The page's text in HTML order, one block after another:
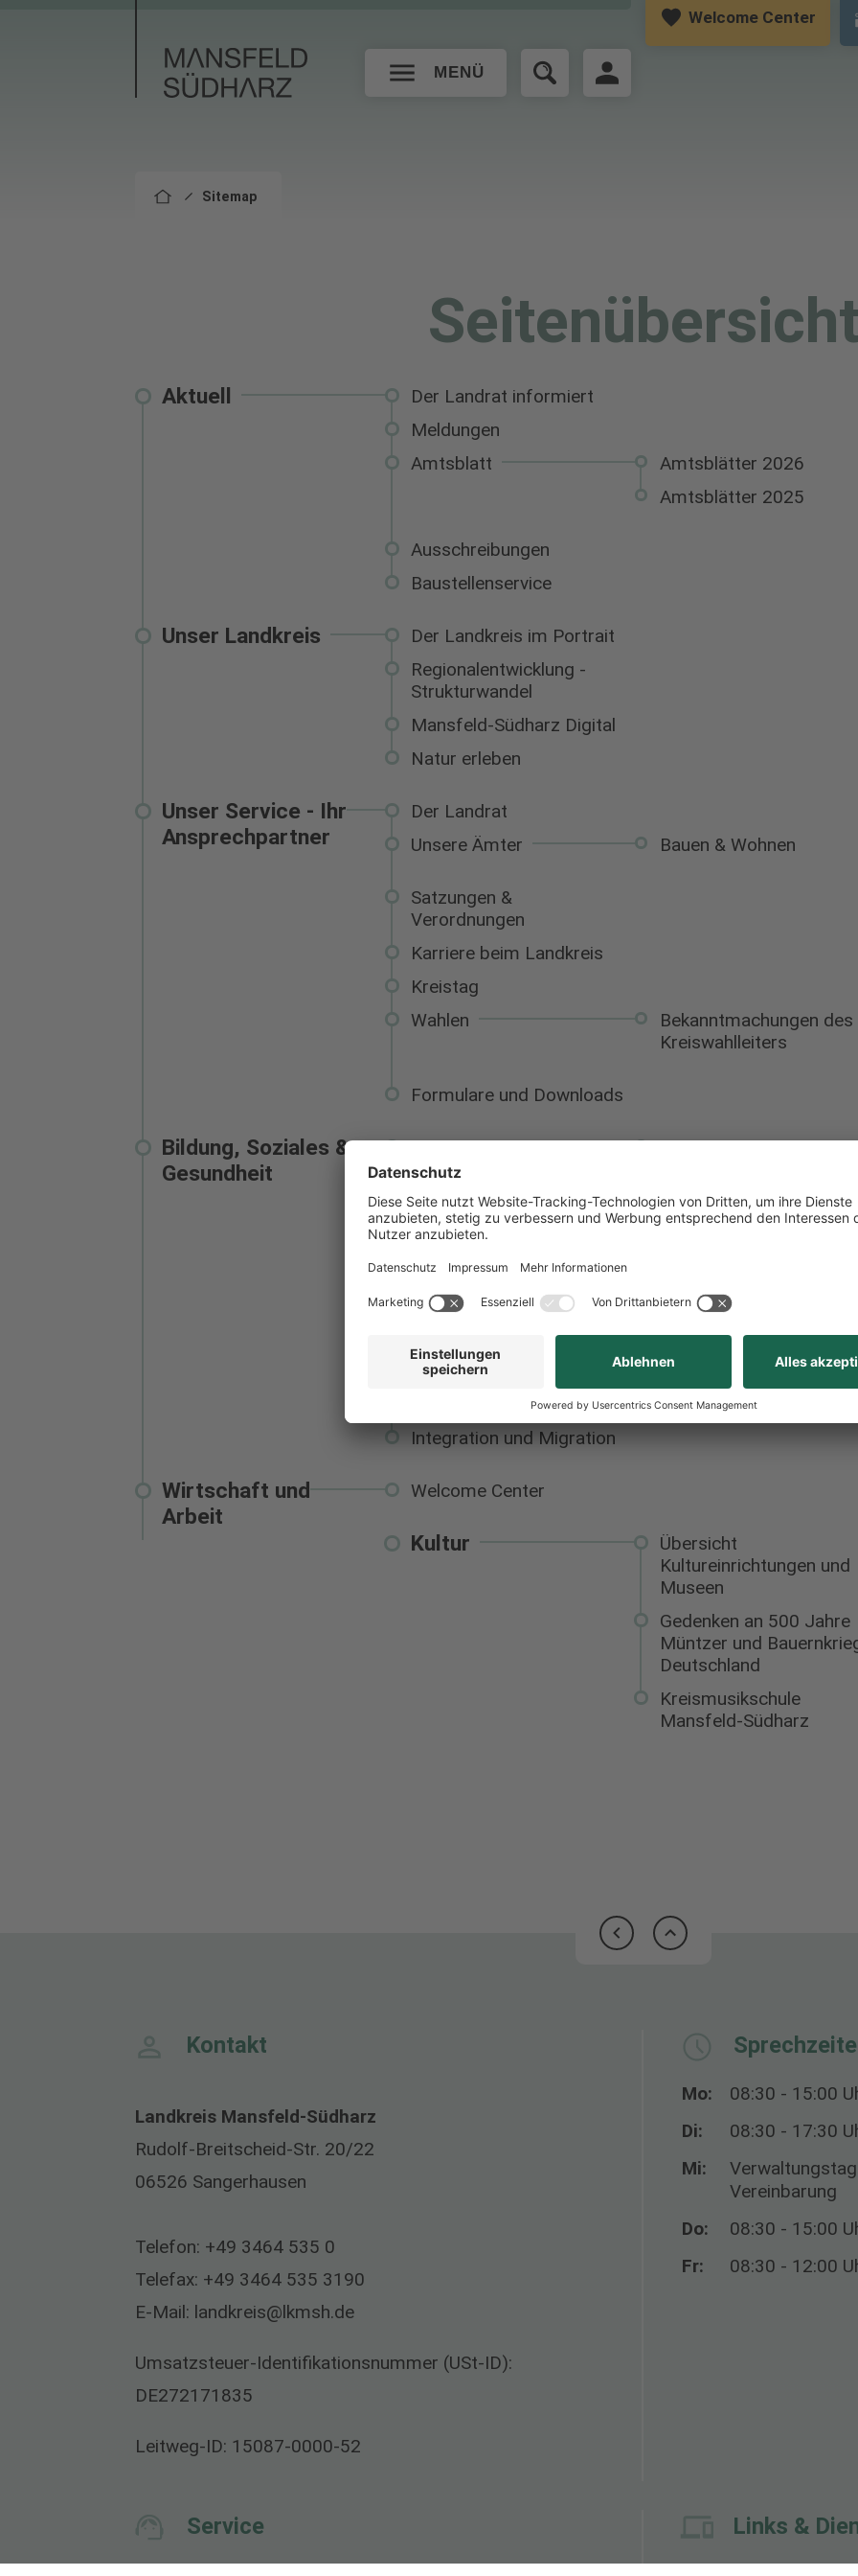
MENÜ
Welcome Center
Sitemap
Aktuell
Der Landrat informiert
Meldungen
Amtsblatt
Amtsblätter 2026
Amtsblätter 2025
Ausschreibungen
Baustellenservice
Unser Landkreis
Der Landkreis im Portrait
Regionalentwicklung -
Strukturwandel
Mansfeld-Südharz Digital
Natur erleben
Unser Service - Ihr
Ansprechpartner
Der Landrat
Unsere Ämter
Bauen & Wohnen
Satzungen &
Verordnungen
Karriere beim Landkreis
Kreistag
Wahlen
Bekanntmachungen des
Kreiswahlleiters
Formulare und Downloads
Bildung, Soziales &
Gesundheit
Bildung
Regionales
Familie
Senioren
Integration und Migration
Wirtschaft und
Arbeit
Welcome Center
Kultur
Übersicht
Kultureinrichtungen und
Museen
Gedenken an 500 Jahre
Müntzer und
Deutschland
Kreismusikschule
Mansfeld-Südharz
Kontakt
Landkreis Mansfeld-Südharz
Rudolf-Breitscheid-Str. 20/22
06526 Sangerhausen
Telefon: +49 3464 535 0
Telefax: +49 3464 535 3190
E-Mail: landkreis@lkmsh.de
Umsatzsteuer-Identifikationsnummer (USt-ID):
DE272171835
Leitweg-ID: 15087-0000-52
Mo:
08:30 - 15:00
Di:
08:30 - 17:30
Mi:
Vereinbarung
Do:
08:30 - 15:00
Fr:
08:30 - 12:00
Service Links &